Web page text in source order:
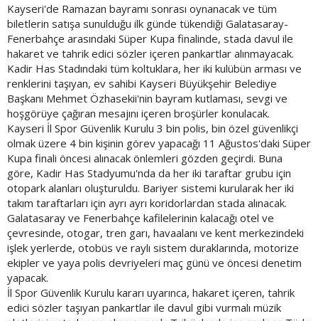
Kayseri'de Ramazan bayramı sonrası oynanacak ve tüm
biletlerin satışa sunulduğu ilk günde tükendiği Galatasaray-
Fenerbahçe arasındaki Süper Kupa finalinde, stada davul ile
hakaret ve tahrik edici sözler içeren pankartlar alınmayacak.
Kadir Has Stadındaki tüm koltuklara, her iki kulübün arması ve
renklerini taşıyan, ev sahibi Kayseri Büyükşehir Belediye
Başkanı Mehmet Özhasekii'nin bayram kutlaması, sevgi ve
hoşgörüye çağıran mesajını içeren broşürler konulacak.
Kayseri İl Spor Güvenlik Kurulu 3 bin polis, bin özel güvenlikçi
olmak üzere 4 bin kişinin görev yapacağı 11 Ağustos'daki Süper
Kupa finali öncesi alınacak önlemleri gözden geçirdi. Buna
göre, Kadir Has Stadyumu'nda da her iki taraftar grubu için
otopark alanları oluşturuldu. Bariyer sistemi kurularak her iki
takım taraftarları için ayrı ayrı koridorlardan stada alınacak.
Galatasaray ve Fenerbahçe kafilelerinin kalacağı otel ve
çevresinde, otogar, tren garı, havaalanı ve kent merkezindeki
işlek yerlerde, otobüs ve raylı sistem duraklarında, motorize
ekipler ve yaya polis devriyeleri maç günü ve öncesi denetim
yapacak.
İl Spor Güvenlik Kurulu kararı uyarınca, hakaret içeren, tahrik
edici sözler taşıyan pankartlar ile davul gibi vurmalı müzik